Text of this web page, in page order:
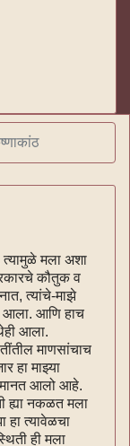
त्यामुळे मला अशा
कौतुक व
त्यांचे-माझे
आला. आणि हाच
आला.
माणसांचाच
हा माझ्या
आलो आहे.
ह्या नकळत मला
हा त्यावेळचा
ही मला